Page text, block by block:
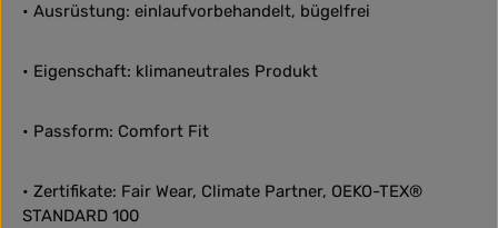
• Ausrüstung: einlaufvorbehandelt, bügelfrei
• Eigenschaft: klimaneutrales Produkt
• Passform: Comfort Fit
• Zertifikate: Fair Wear, Climate Partner, OEKO-TEX®
STANDARD 100